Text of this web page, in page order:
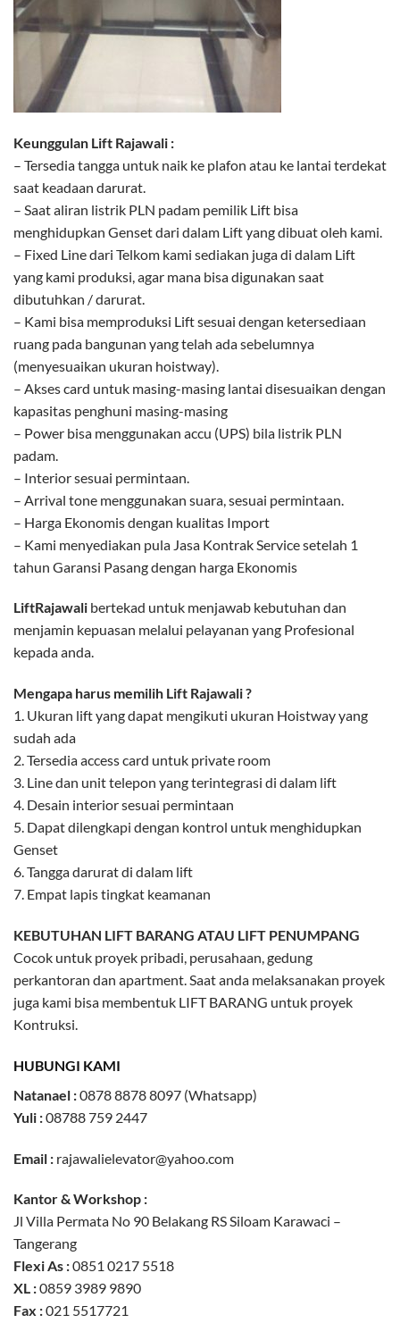
Keunggulan Lift Rajawali :
– Tersedia tangga untuk naik ke plafon atau ke lantai terdekat
saat keadaan darurat.
– Saat aliran listrik PLN padam pemilik Lift bisa
menghidupkan Genset dari dalam Lift yang dibuat oleh kami.
– Fixed Line dari Telkom kami sediakan juga di dalam Lift
yang kami produksi, agar mana bisa digunakan saat
dibutuhkan / darurat.
– Kami bisa memproduksi Lift sesuai dengan ketersediaan
ruang pada bangunan yang telah ada sebelumnya
(menyesuaikan ukuran hoistway).
– Akses card untuk masing-masing lantai disesuaikan dengan
kapasitas penghuni masing-masing
– Power bisa menggunakan accu (UPS) bila listrik PLN
padam.
– Interior sesuai permintaan.
– Arrival tone menggunakan suara, sesuai permintaan.
– Harga Ekonomis dengan kualitas Import
– Kami menyediakan pula Jasa Kontrak Service setelah 1
tahun Garansi Pasang dengan harga Ekonomis
LiftRajawali bertekad untuk menjawab kebutuhan dan
menjamin kepuasan melalui pelayanan yang Profesional
kepada anda.
Mengapa harus memilih Lift Rajawali ?
1. Ukuran lift yang dapat mengikuti ukuran Hoistway yang
sudah ada
2. Tersedia access card untuk private room
3. Line dan unit telepon yang terintegrasi di dalam lift
4. Desain interior sesuai permintaan
5. Dapat dilengkapi dengan kontrol untuk menghidupkan
Genset
6. Tangga darurat di dalam lift
7. Empat lapis tingkat keamanan
KEBUTUHAN LIFT BARANG ATAU LIFT PENUMPANG
Cocok untuk proyek pribadi, perusahaan, gedung
perkantoran dan apartment. Saat anda melaksanakan proyek
juga kami bisa membentuk LIFT BARANG untuk proyek
Kontruksi.
HUBUNGI KAMI
Natanael :0878 8878 8097 (Whatsapp)
Yuli :08788 759 2447
Email : rajawalielevator@yahoo.com
Kantor & Workshop :
Jl Villa Permata No 90 Belakang RS Siloam Karawaci –
Tangerang
Flexi As :0851 0217 5518
XL :0859 3989 9890
Fax :021 5517721